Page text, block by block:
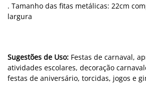
. Tamanho das fitas metálicas: 22cm
largura
Sugestões de Uso: Festas de carnaval,
atividades escolares, decoração
festas de aniversário, torcidas, jogos e